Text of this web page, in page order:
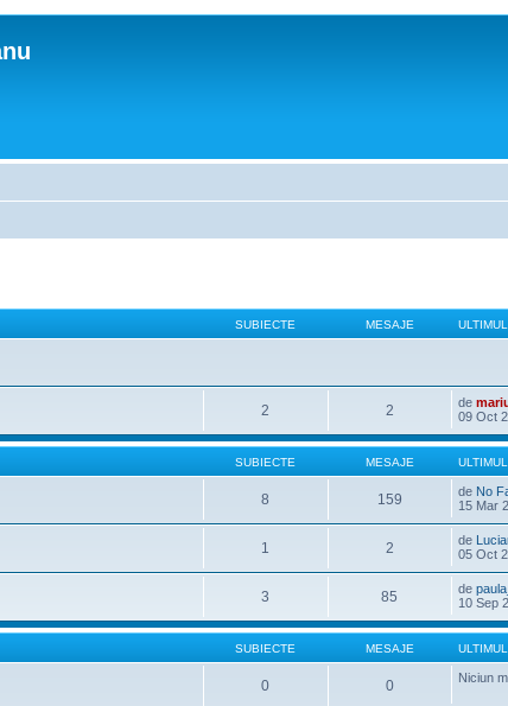
SUBIECTE MESAJE
2 2 de
09 Oct
SUBIECTE MESAJE
8 159 de No
15 Mar
1 2 de
05 Oct
3 85 de
10 Sep
SUBIECTE MESAJE
0 0 Niciun